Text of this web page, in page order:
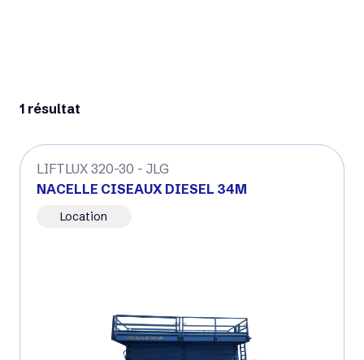
1 résultat
LIFTLUX 320-30 - JLG
NACELLE CISEAUX DIESEL 34M
Location